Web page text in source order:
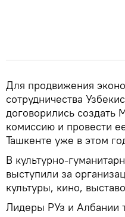
Для продвижения
сотрудничества
договорились создать
комиссию и провести
Ташкенте уже в этом
В культурно-
выступили за
культуры, кино,
Лидеры РУз и Албании